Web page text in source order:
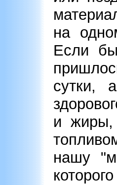
на
Если
сутки,
и жиры,
нашу